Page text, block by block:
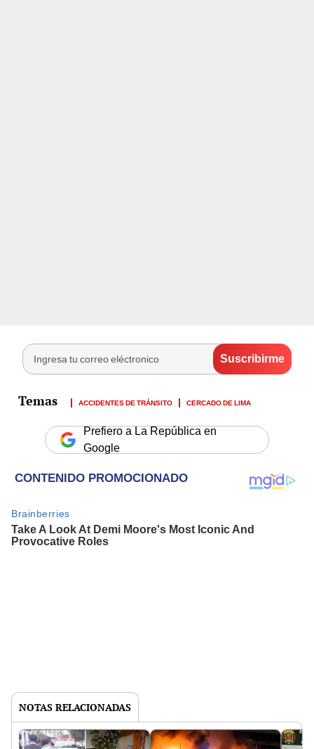
ACCIDENTES DE TRÁNSITO CERCADO DE LIMA
Prefiero a La República en
Google
NOTAS RELACIONADAS